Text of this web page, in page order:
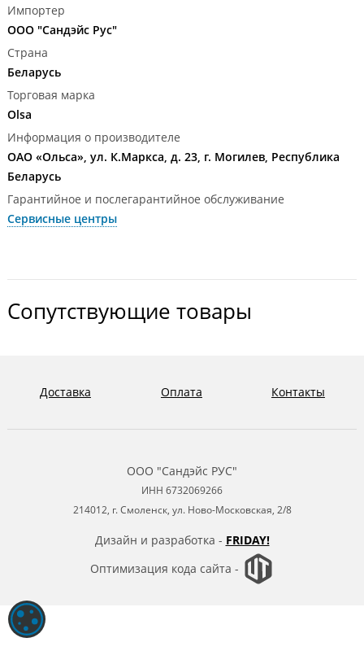
Импортер
ООО "Сандэйс Рус"
Страна
Беларусь
Торговая марка
Olsa
Информация о производителе
ОАО «Ольса», ул. К.Маркса, д. 23, г. Могилев, Республика
Беларусь
Гарантийное и послегарантийное обслуживание
Сервисные центры
Сопутствующие товары
ООО "Сандэйс РУС"
ИНН 6732069266
214012, г. Смоленск, ул. Ново-Московская, 2/8
Дизайн и разработка - FRIDAY!
Оптимизация кода сайта -
Доставка Оплата Контакты
ОБРАБОТКА ФАЙЛОВ COOKIE